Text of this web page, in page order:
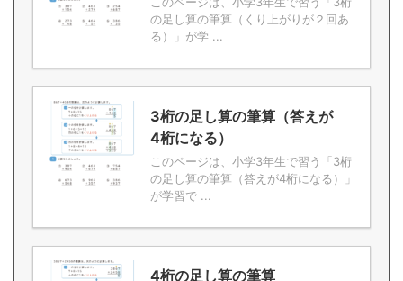
の足し算の筆算（くり上がりが２回あ
る）」が学 ...
3桁の足し算の筆算（答えが
4桁になる）
このページは、小学3年生で習う「3桁
の足し算の筆算（答えが4桁になる）」
が学習で ...
4桁の足し算の筆算